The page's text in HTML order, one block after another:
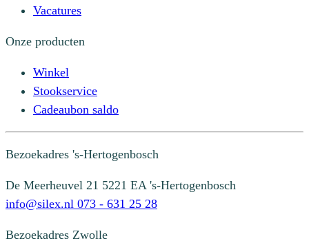
Vacatures
Onze producten
Winkel
Stookservice
Cadeaubon saldo
Bezoekadres 's-Hertogenbosch
De Meerheuvel 21 5221 EA 's-Hertogenbosch
info@silex.nl 073 - 631 25 28
Bezoekadres Zwolle